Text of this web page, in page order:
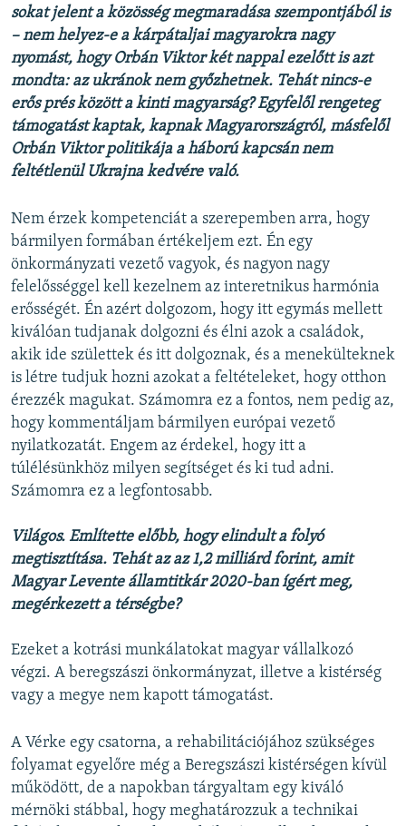
sokat jelent a közösség megmaradása szempontjából is
– nem helyez-e a kárpátaljai magyarokra nagy
nyomást, hogy Orbán Viktor két nappal ezelőtt is azt
mondta: az ukránok nem győzhetnek. Tehát nincs-e
erős prés között a kinti magyarság? Egyfelől rengeteg
támogatást kaptak, kapnak Magyarországról, másfelől
Orbán Viktor politikája a háború kapcsán nem
feltétlenül Ukrajna kedvére való.
Nem érzek kompetenciát a szerepemben arra, hogy
bármilyen formában értékeljem ezt. Én egy
önkormányzati vezető vagyok, és nagyon nagy
felelősséggel kell kezelnem az interetnikus harmónia
erősségét. Én azért dolgozom, hogy itt egymás mellett
kiválóan tudjanak dolgozni és élni azok a családok,
akik ide születtek és itt dolgoznak, és a menekülteknek
is létre tudjuk hozni azokat a feltételeket, hogy otthon
érezzék magukat. Számomra ez a fontos, nem pedig az,
hogy kommentáljam bármilyen európai vezető
nyilatkozatát. Engem az érdekel, hogy itt a
túlélésünkhöz milyen segítséget és ki tud adni.
Számomra ez a legfontosabb.
Világos. Említette előbb, hogy elindult a folyó
megtisztítása. Tehát az az 1,2 milliárd forint, amit
Magyar Levente államtitkár 2020-ban ígért meg,
megérkezett a térségbe?
Ezeket a kotrási munkálatokat magyar vállalkozó
végzi. A beregszászi önkormányzat, illetve a kistérség
vagy a megye nem kapott támogatást.
A Vérke egy csatorna, a rehabilitációjához szükséges
folyamat egyelőre még a Beregszászi kistérségen kívül
működött, de a napokban tárgyaltam egy kiváló
mérnöki stábbal, hogy meghatározzuk a technikai